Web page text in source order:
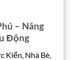
– Nâng
Động
Kiển, Nhà Bè,